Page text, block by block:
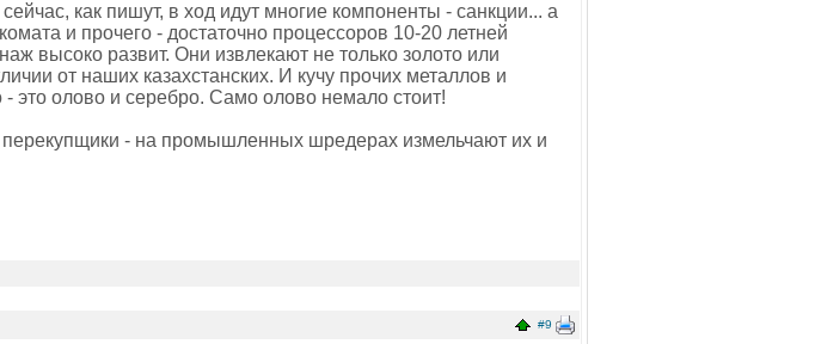
как пишут, в ход идут многие компоненты - санкции... а
и прочего - достаточно процессоров 10-20 летней
высоко развит. Они извлекают не только золото или
от наших казахстанских. И кучу прочих металлов и
это олово и серебро. Само олово немало стоит!
перекупщики - на промышленных шредерах измельчают их и
#9